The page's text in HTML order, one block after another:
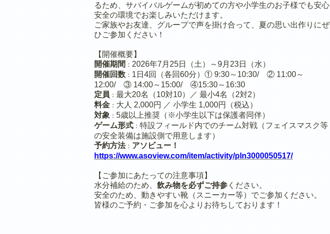
るため、サバイバルゲームが初めての方や小学生のお子様でも安心
安全の環境でお楽しみいただけます。
ご家族やお友達、グループで声を掛け合って、夏の思い出作りにぜ
ひご参加ください！
【開催概要】
開催期間 ： 2026年7月25日（土）～9月23日（水）
開催回数 ： 1日4回（各回60分）① 9:30～10:30/ ② 11:00～
12:00/ ③ 14:00～15:00/ ④15:30～16:30
定員 ： 最大20名（10対10）／ 最小4名（2対2）
料金 ： 大人 2,000円 ／ 小学生 1,000円（税込）
対象 ： 5歳以上推奨（※小学生以下は保護者同伴）
ゲーム形式 ： 特設フィールド内でのチーム対戦（フェイスマスク等
の安全装備は施設側で用意します）
予約方法： アソビュー！
https://www.asoview.com/item/activity/pln3000050517/
【ご参加にあたっての注意事項】
水分補給のため、 飲み物を必ずご持参 ください。
安全のため、動きやすい靴（スニーカー等）でご参加ください。
皆様のご予約・ご参加を心よりお待ちしております！